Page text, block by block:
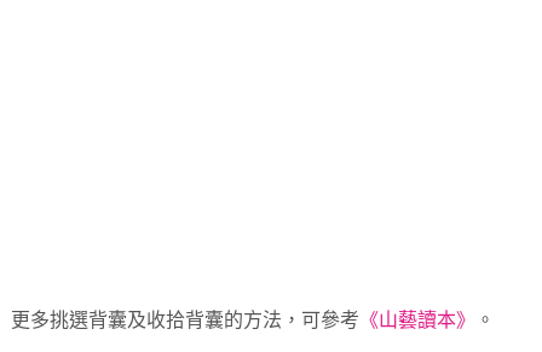
更多挑選背囊及收拾背囊的方法，可參考 《山藝讀本》 。